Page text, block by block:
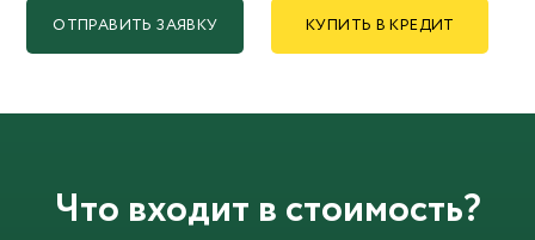
ОТПРАВИТЬ ЗАЯВКУ КУПИТЬ В КРЕДИТ
Что входит в стоимость?